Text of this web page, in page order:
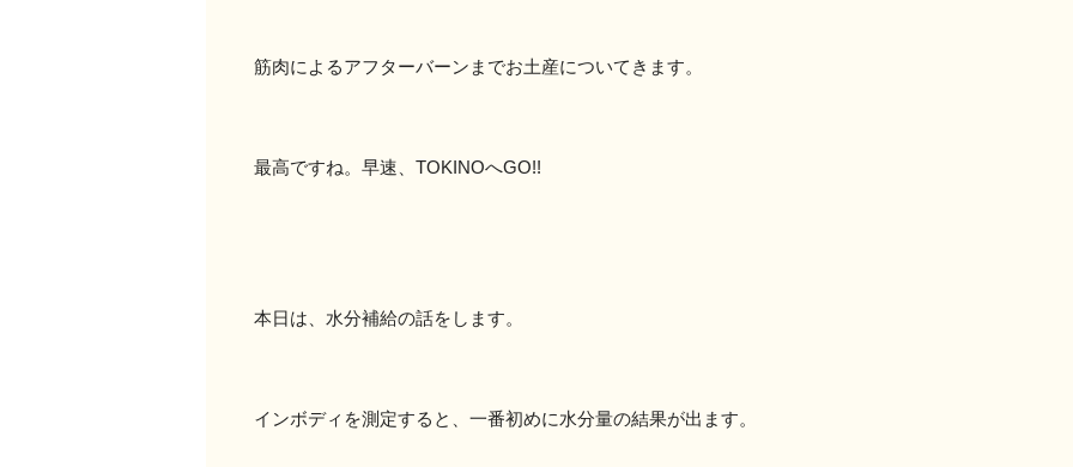
筋肉によるアフターバーンまでお土産についてきます。
最高ですね。早速、TOKINOへGO!!
本日は、水分補給の話をします。
インボディを測定すると、一番初めに水分量の結果が出ます。